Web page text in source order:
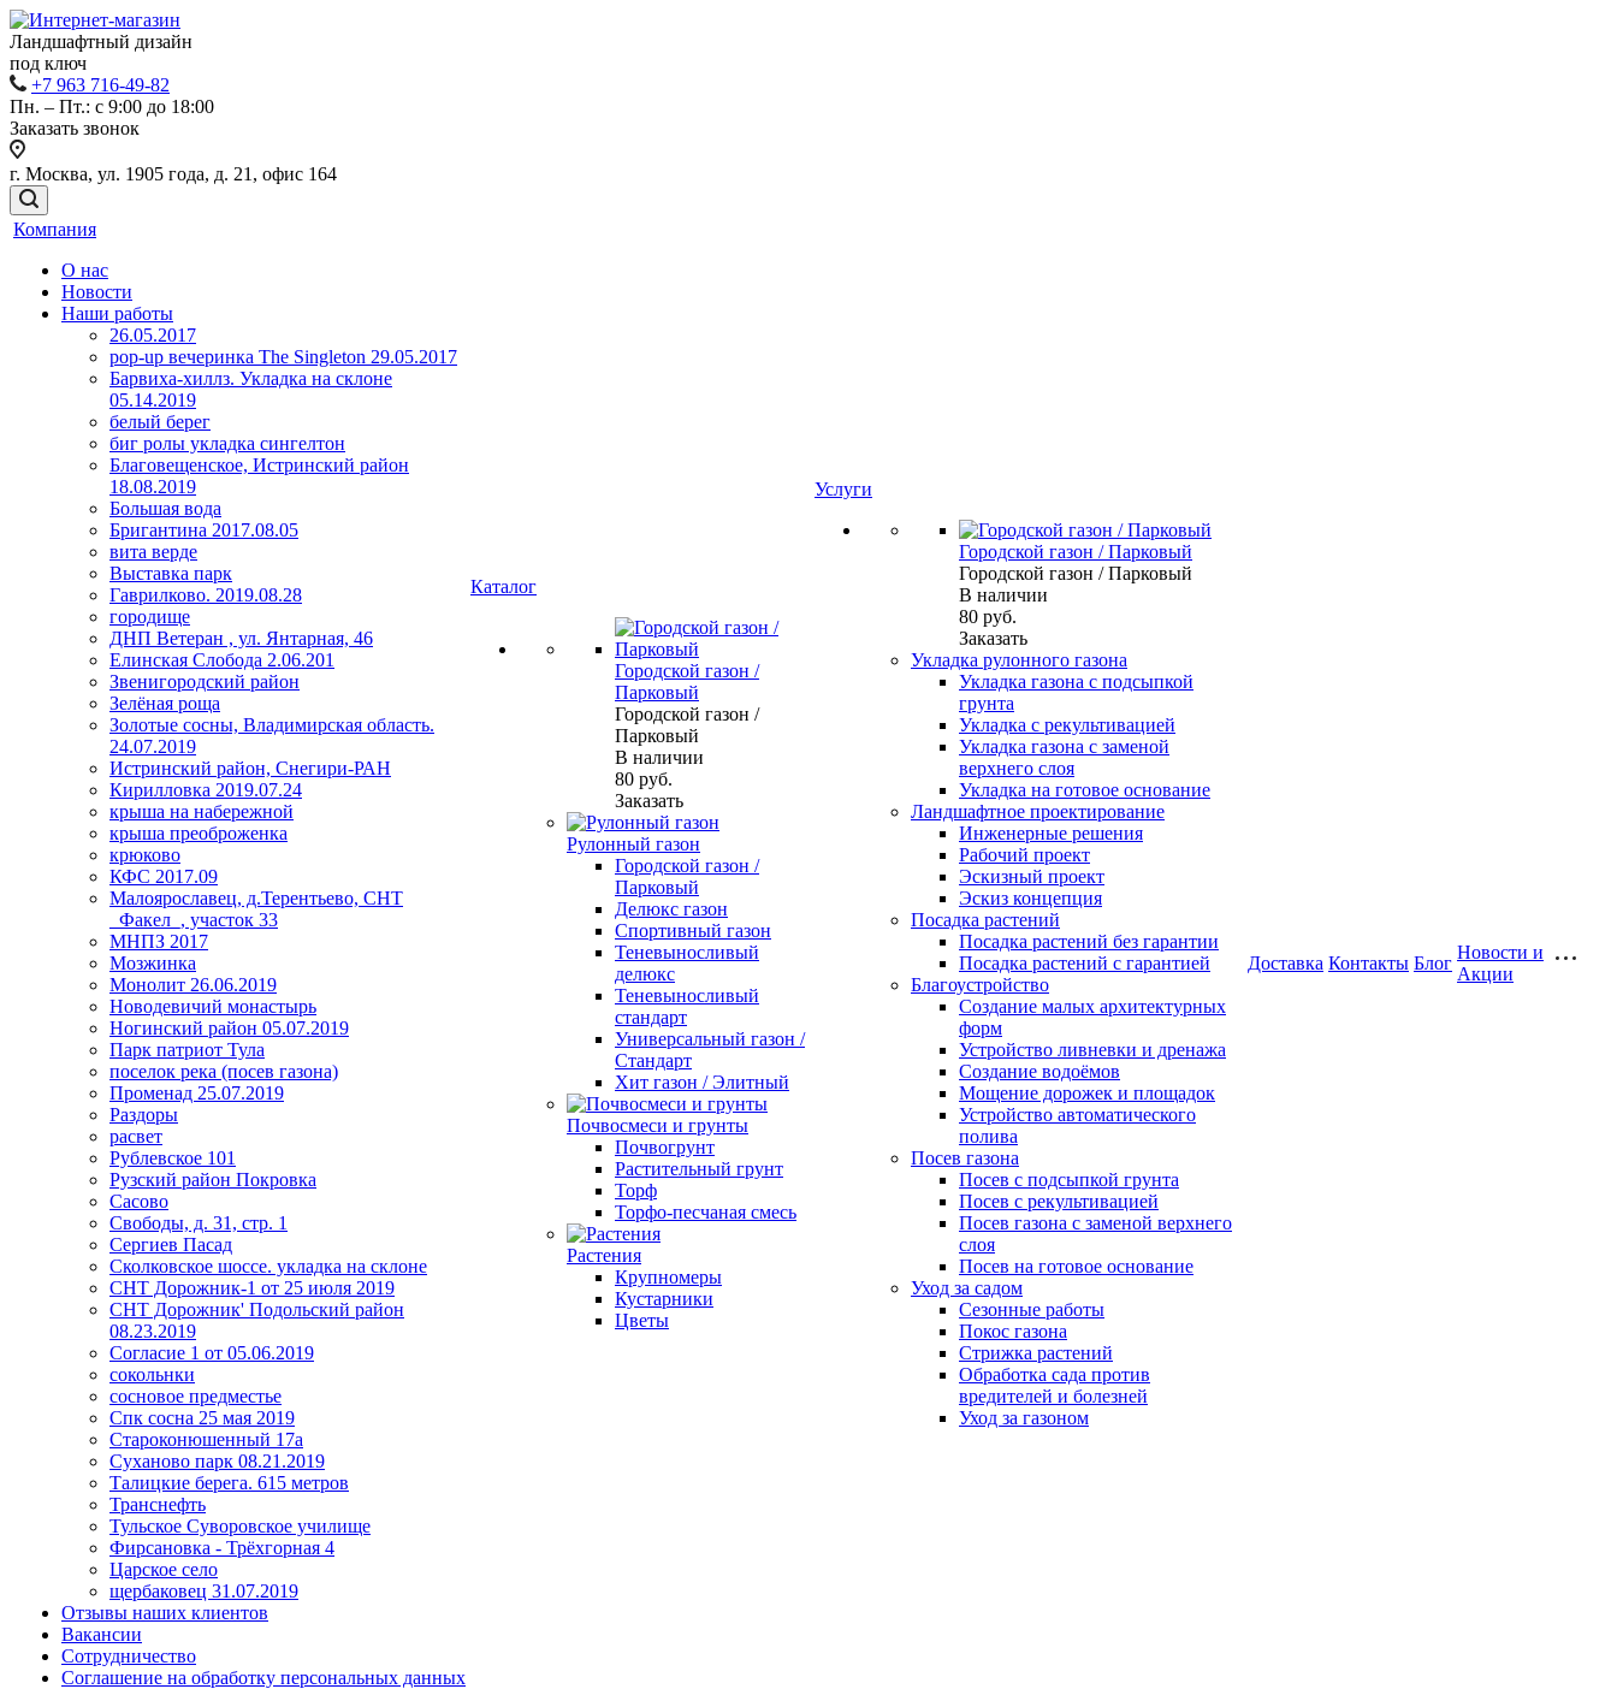
Ландшафтный дизайн
под ключ
+7 963 716-49-82
Пн. – Пт.: с 9:00 до 18:00
Заказать звонок
г. Москва, ул. 1905 года, д. 21, офис 164
Компания
О нас
Новости
Наши работы
26.05.2017
pop-up вечеринка The Singleton 29.05.2017
Барвиха-хиллз. Укладка на склоне
05.14.2019
белый берег
биг ролы укладка сингелтон
Благовещенское, Истринский район
18.08.2019
Большая вода
Бригантина 2017.08.05
вита верде
Выставка парк
Гаврилково. 2019.08.28
городище
ДНП Ветеран , ул. Янтарная, 46
Елинская Слобода 2.06.201
Звенигородский район
Зелёная роща
Золотые сосны, Владимирская область.
24.07.2019
Истринский район, Снегири-РАН
Кирилловка 2019.07.24
крыша на набережной
крыша преоброженка
крюково
КФС 2017.09
Малоярославец, д.Терентьево, СНТ
_Факел_, участок 33
МНПЗ 2017
Мозжинка
Монолит 26.06.2019
Новодевичий монастырь
Ногинский район 05.07.2019
Парк патриот Тула
поселок река (посев газона)
Променад 25.07.2019
Раздоры
расвет
Рублевское 101
Рузский район Покровка
Сасово
Свободы, д. 31, стр. 1
Сергиев Пасад
Сколковское шоссе. укладка на склоне
СНТ Дорожник-1 от 25 июля 2019
СНТ Дорожник' Подольский район
08.23.2019
Согласие 1 от 05.06.2019
сокольнки
сосновое предместье
Спк сосна 25 мая 2019
Староконюшенный 17а
Суханово парк 08.21.2019
Талицкие берега. 615 метров
Транснефть
Тульское Суворовское училище
Фирсановка - Трёхгорная 4
Царское село
щербаковец 31.07.2019
Отзывы наших клиентов
Вакансии
Сотрудничество
Соглашение на обработку персональных данных
Каталог
Городской газон /
Парковый
Городской газон /
Парковый
В наличии
80 руб.
Заказать
Рулонный газон
Городской газон /
Парковый
Делюкс газон
Спортивный газон
Теневыносливый
делюкс
Теневыносливый
стандарт
Универсальный газон /
Стандарт
Хит газон / Элитный
Почвосмеси и грунты
Почвогрунт
Растительный грунт
Торф
Торфо-песчаная смесь
Растения
Крупномеры
Кустарники
Цветы
Услуги
Городской газон / Парковый
Городской газон / Парковый
В наличии
80 руб.
Заказать
Укладка рулонного газона
Укладка газона с подсыпкой
грунта
Укладка с рекультивацией
Укладка газона с заменой
верхнего слоя
Укладка на готовое основание
Ландшафтное проектирование
Инженерные решения
Рабочий проект
Эскизный проект
Эскиз концепция
Посадка растений
Посадка растений без гарантии
Посадка растений с гарантией
Благоустройство
Создание малых архитектурных
форм
Устройство ливневки и дренажа
Создание водоёмов
Мощение дорожек и площадок
Устройство автоматического
полива
Посев газона
Посев с подсыпкой грунта
Посев с рекультивацией
Посев газона с заменой верхнего
слоя
Посев на готовое основание
Уход за садом
Сезонные работы
Покос газона
Стрижка растений
Обработка сада против
вредителей и болезней
Уход за газоном
Доставка Контакты Блог
Новости и
Акции